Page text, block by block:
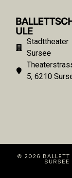
ULE
Stadttheater
Sursee
5, 6210
© 2026 BALLETT
SURSEE